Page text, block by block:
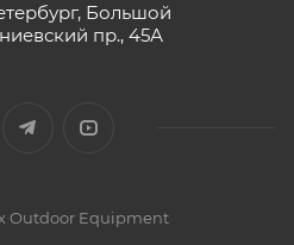
Большой
пр., 45А
Outdoor Equipment